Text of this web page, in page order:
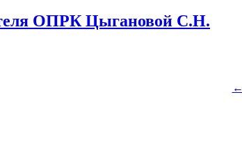
ОПРК Цыгановой С.Н.
←